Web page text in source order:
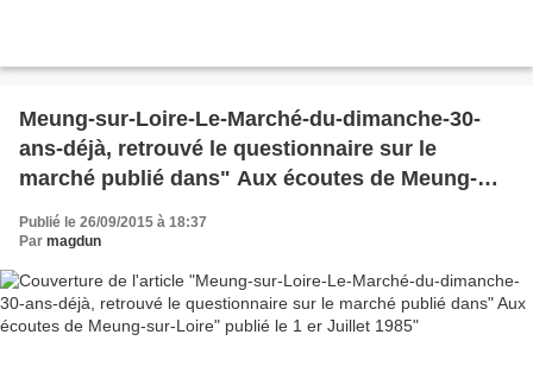
Meung-sur-Loire-Le-Marché-du-dimanche-30-
ans-déjà, retrouvé le questionnaire sur le
marché publié dans" Aux écoutes de Meung-
Publié le 26/09/2015 à 18:37
Par magdun